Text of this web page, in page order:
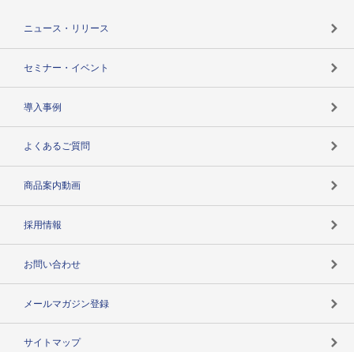
ニュース・リリース
セミナー・イベント
導入事例
よくあるご質問
商品案内動画
採用情報
お問い合わせ
メールマガジン登録
サイトマップ